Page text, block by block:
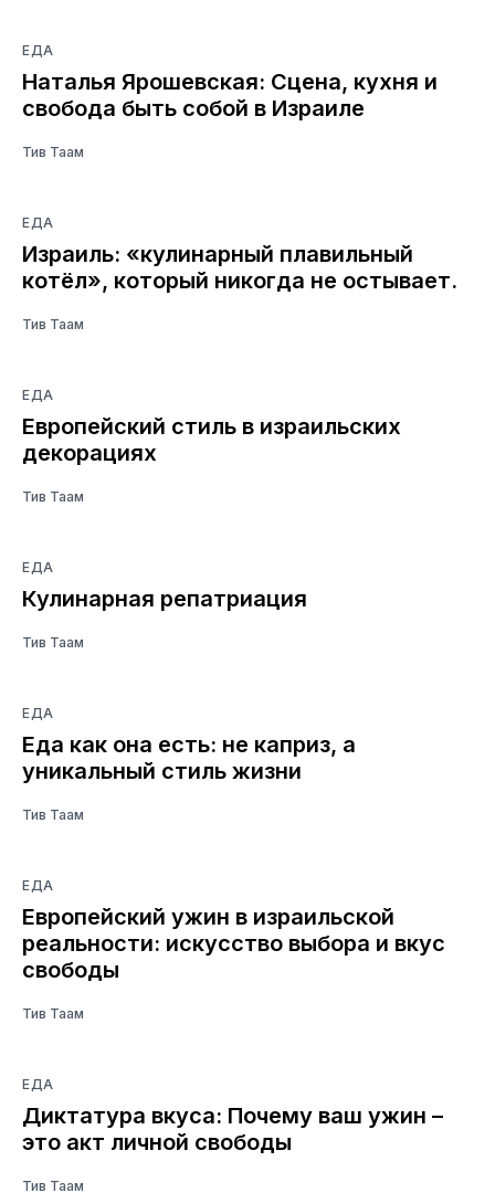
ЕДА
Наталья Ярошевская: Сцена, кухня и
свобода быть собой в Израиле
Тив Таам
ЕДА
Израиль: «кулинарный плавильный
котёл», который никогда не остывает.
Тив Таам
ЕДА
Европейский стиль в израильских
декорациях
Тив Таам
ЕДА
Кулинарная репатриация
Тив Таам
ЕДА
Еда как она есть: не каприз, а
уникальный стиль жизни
Тив Таам
ЕДА
Европейский ужин в израильской
реальности: искусство выбора и вкус
свободы
Тив Таам
ЕДА
Диктатура вкуса: Почему ваш ужин –
это акт личной свободы
Тив Таам